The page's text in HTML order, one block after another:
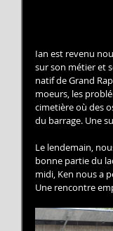
Ian est revenu
sur son métier et
natif de Grand
moeurs, les
cimetière où des
du barrage. Une
Le lendemain,
bonne partie du
midi, Ken nous a
Une rencontre